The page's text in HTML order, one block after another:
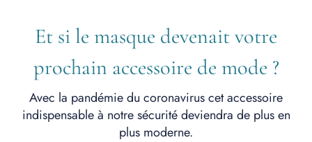
Et si le masque devenait votre
prochain accessoire de mode ?
Avec la pandémie du coronavirus cet accessoire
indispensable à notre sécurité deviendra de plus en
plus moderne.